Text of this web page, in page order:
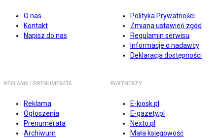
O nas
Kontakt
Napisz do nas
Polityka Prywatności
Zmiana ustawień zgód
Regulamin serwisu
Informacje o nadawcy
Deklaracja dostępności
REKLAMA I PRENUMERATA
Reklama
Ogłoszenia
Prenumerata
Archiwum
PARTNERZY
E-kiosk.pl
E-gazety.pl
Nexto.pl
Mała księgowość